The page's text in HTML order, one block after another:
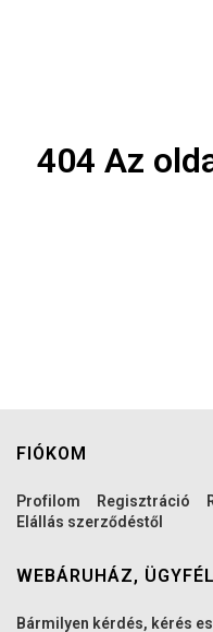
404 Az
FIÓKOM
Profilom Regisztráció
Elállás szerződéstől
WEBÁRUHÁZ,
Bármilyen kérdés, kérés